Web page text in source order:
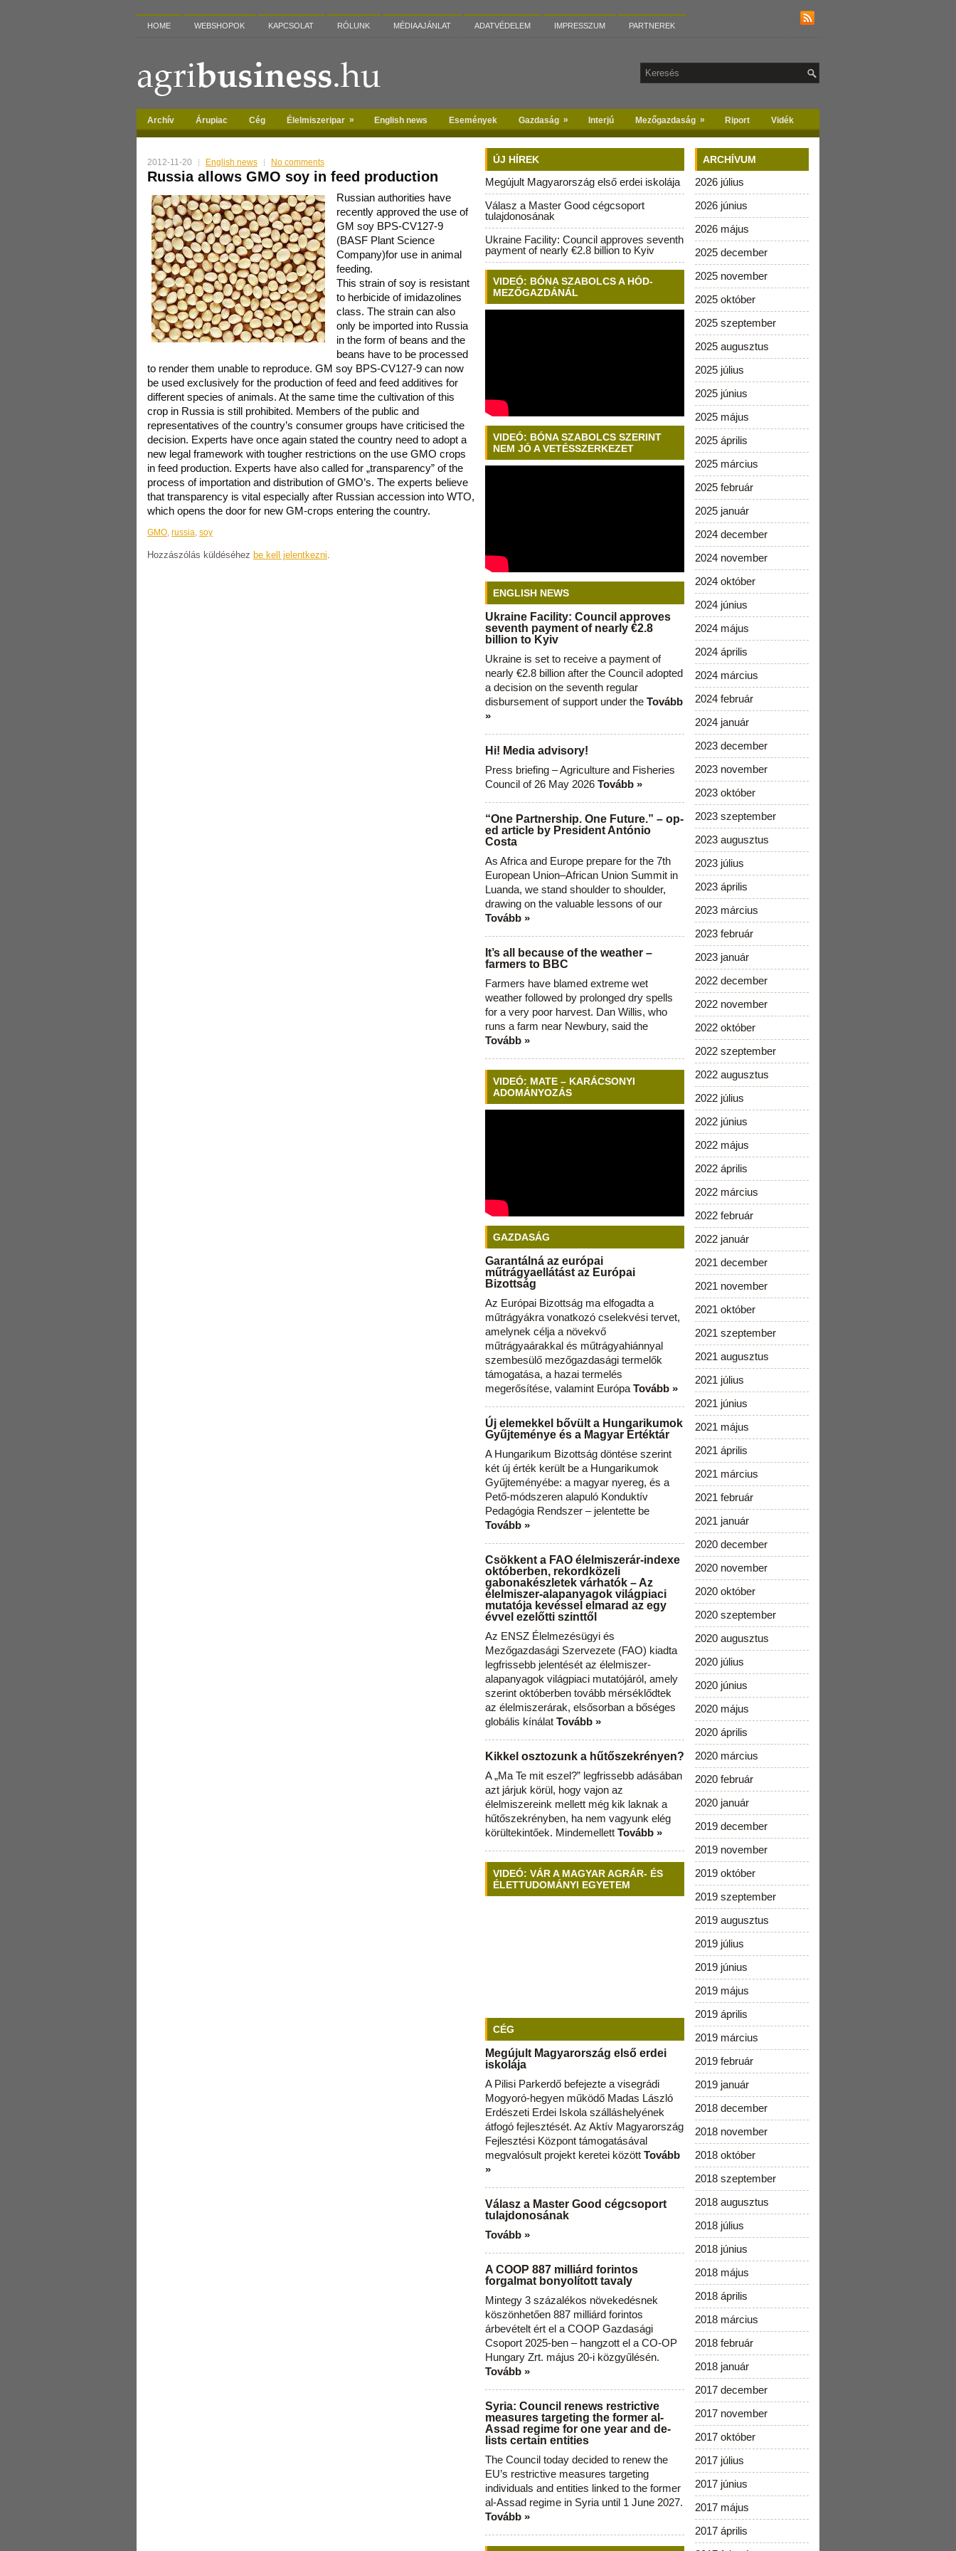
HOME WEBSHOPOK KAPCSOLAT RÓLUNK MÉDIAAJÁNLAT ADATVÉDELEM IMPRESSZUM PARTNEREK
Archív Árupiac Cég Élelmiszeripar » English news Események Gazdaság » Interjú Mezőgazdaság » Riport Vidék
2012-11-20 English news No comments
Russia allows GMO soy in feed production
Russian authorities have
recently approved the use of
GM soy BPS-CV127-9
(BASF Plant Science
Company)for use in animal
feeding.
This strain of soy is resistant
to herbicide of imidazolines
class. The strain can also
only be imported into Russia
in the form of beans and the
beans have to be processed
to render them unable to reproduce. GM soy BPS-CV127-9 can now
be used exclusively for the production of feed and feed additives for
different species of animals. At the same time the cultivation of this
crop in Russia is still prohibited. Members of the public and
representatives of the country’s consumer groups have criticised the
decision. Experts have once again stated the country need to adopt a
new legal framework with tougher restrictions on the use GMO crops
in feed production. Experts have also called for „transparency” of the
process of importation and distribution of GMO’s. The experts believe
that transparency is vital especially after Russian accession into WTO,
which opens the door for new GM-crops entering the country.
GMO, russia, soy
Hozzászólás küldéséhez be kell jelentkezni.
ÚJ HÍREK
Megújult Magyarország első erdei iskolája
Válasz a Master Good cégcsoport
tulajdonosának
Ukraine Facility: Council approves seventh
payment of nearly €2.8 billion to Kyiv
VIDEÓ: BÓNA SZABOLCS A HÓD-
MEZŐGAZDÁNÁL
VIDEÓ: BÓNA SZABOLCS SZERINT
NEM JÓ A VETÉSSZERKEZET
ENGLISH NEWS
Ukraine Facility: Council approves
seventh payment of nearly €2.8
billion to Kyiv
Ukraine is set to receive a payment of
nearly €2.8 billion after the Council adopted
a decision on the seventh regular
disbursement of support under the Tovább
»
Hi! Media advisory!
Press briefing – Agriculture and Fisheries
Council of 26 May 2026 Tovább »
“One Partnership. One Future.” – op-
ed article by President António
Costa
As Africa and Europe prepare for the 7th
European Union–African Union Summit in
Luanda, we stand shoulder to shoulder,
drawing on the valuable lessons of our
Tovább »
It’s all because of the weather –
farmers to BBC
Farmers have blamed extreme wet
weather followed by prolonged dry spells
for a very poor harvest. Dan Willis, who
runs a farm near Newbury, said the
Tovább »
VIDEÓ: MATE – KARÁCSONYI
ADOMÁNYOZÁS
GAZDASÁG
Garantálná az európai
műtrágyaellátást az Európai
Bizottság
Az Európai Bizottság ma elfogadta a
műtrágyákra vonatkozó cselekvési tervet,
amelynek célja a növekvő
műtrágyaárakkal és műtrágyahiánnyal
szembesülő mezőgazdasági termelők
támogatása, a hazai termelés
megerősítése, valamint Európa Tovább »
Új elemekkel bővült a Hungarikumok
Gyűjteménye és a Magyar Értéktár
A Hungarikum Bizottság döntése szerint
két új érték került be a Hungarikumok
Gyűjteményébe: a magyar nyereg, és a
Pető-módszeren alapuló Konduktív
Pedagógia Rendszer – jelentette be
Tovább »
Csökkent a FAO élelmiszerár-indexe
októberben, rekordközeli
gabonakészletek várhatók – Az
élelmiszer-alapanyagok világpiaci
mutatója kevéssel elmarad az egy
évvel ezelőtti szinttől
Az ENSZ Élelmezésügyi és
Mezőgazdasági Szervezete (FAO) kiadta
legfrissebb jelentését az élelmiszer-
alapanyagok világpiaci mutatójáról, amely
szerint októberben tovább mérséklődtek
az élelmiszerárak, elsősorban a bőséges
globális kínálat Tovább »
Kikkel osztozunk a hűtőszekrényen?
A „Ma Te mit eszel?” legfrissebb adásában
azt járjuk körül, hogy vajon az
élelmiszereink mellett még kik laknak a
hűtőszekrényben, ha nem vagyunk elég
körültekintőek. Mindemellett Tovább »
VIDEÓ: VÁR A MAGYAR AGRÁR- ÉS
ÉLETTUDOMÁNYI EGYETEM
CÉG
Megújult Magyarország első erdei
iskolája
A Pilisi Parkerdő befejezte a visegrádi
Mogyoró-hegyen működő Madas László
Erdészeti Erdei Iskola szálláshelyének
átfogó fejlesztését. Az Aktív Magyarország
Fejlesztési Központ támogatásával
megvalósult projekt keretei között Tovább
»
Válasz a Master Good cégcsoport
tulajdonosának
Tovább »
A COOP 887 milliárd forintos
forgalmat bonyolított tavaly
Mintegy 3 százalékos növekedésnek
köszönhetően 887 milliárd forintos
árbevételt ért el a COOP Gazdasági
Csoport 2025-ben – hangzott el a CO-OP
Hungary Zrt. május 20-i közgyűlésén.
Tovább »
Syria: Council renews restrictive
measures targeting the former al-
Assad regime for one year and de-
lists certain entities
The Council today decided to renew the
EU’s restrictive measures targeting
individuals and entities linked to the former
al-Assad regime in Syria until 1 June 2027.
Tovább »
ARCHÍVUM
2026 július
2026 június
2026 május
2025 december
2025 november
2025 október
2025 szeptember
2025 augusztus
2025 július
2025 június
2025 május
2025 április
2025 március
2025 február
2025 január
2024 december
2024 november
2024 október
2024 június
2024 május
2024 április
2024 március
2024 február
2024 január
2023 december
2023 november
2023 október
2023 szeptember
2023 augusztus
2023 július
2023 április
2023 március
2023 február
2023 január
2022 december
2022 november
2022 október
2022 szeptember
2022 augusztus
2022 július
2022 június
2022 május
2022 április
2022 március
2022 február
2022 január
2021 december
2021 november
2021 október
2021 szeptember
2021 augusztus
2021 július
2021 június
2021 május
2021 április
2021 március
2021 február
2021 január
2020 december
2020 november
2020 október
2020 szeptember
2020 augusztus
2020 július
2020 június
2020 május
2020 április
2020 március
2020 február
2020 január
2019 december
2019 november
2019 október
2019 szeptember
2019 augusztus
2019 július
2019 június
2019 május
2019 április
2019 március
2019 február
2019 január
2018 december
2018 november
2018 október
2018 szeptember
2018 augusztus
2018 július
2018 június
2018 május
2018 április
2018 március
2018 február
2018 január
2017 december
2017 november
2017 október
2017 július
2017 június
2017 május
2017 április